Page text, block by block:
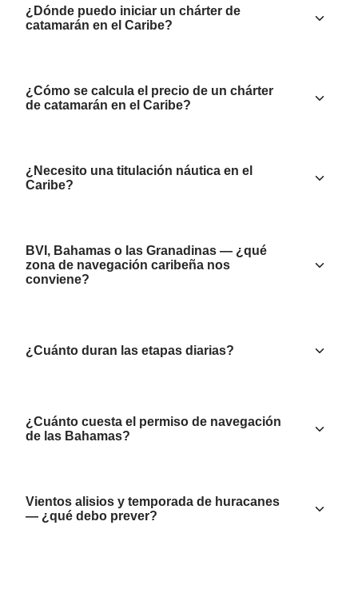
¿Dónde puedo iniciar un chárter de
catamarán en el Caribe?
¿Cómo se calcula el precio de un chárter
de catamarán en el Caribe?
¿Necesito una titulación náutica en el
Caribe?
BVI, Bahamas o las Granadinas — ¿qué
zona de navegación caribeña nos
conviene?
¿Cuánto duran las etapas diarias?
¿Cuánto cuesta el permiso de navegación
de las Bahamas?
Vientos alisios y temporada de huracanes
— ¿qué debo prever?